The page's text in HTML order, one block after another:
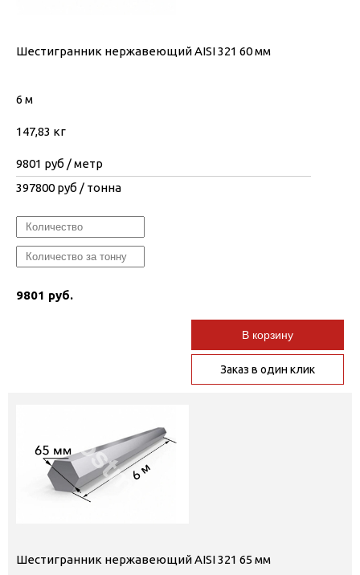
Шестигранник нержавеющий AISI 321 60 мм
6 м
147,83 кг
9801 руб / метр
397800 руб / тонна
9801 руб.
В корзину
Заказ в один клик
Шестигранник нержавеющий AISI 321 65 мм